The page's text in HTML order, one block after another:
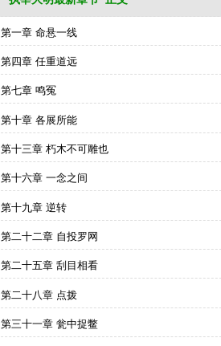
第一章 命悬一线
第四章 任重道远
第七章 鸣冤
第十章 各展所能
第十三章 朽木不可雕也
第十六章 一念之间
第十九章 逆转
第二十二章 自投罗网
第二十五章 刮目相看
第二十八章 点拨
第三十一章 瓮中捉鳖